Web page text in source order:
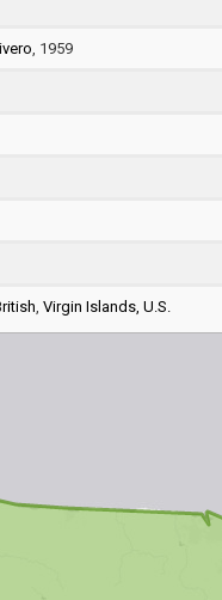
, 1959
, Virgin Islands, U.S.